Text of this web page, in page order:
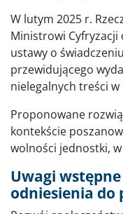
W lutym 2025 r.
Ministrowi
ustawy o
przewidującego
nielegalnych treści
Proponowane
kontekście
wolności jednostki,
Uwagi
odniesienia